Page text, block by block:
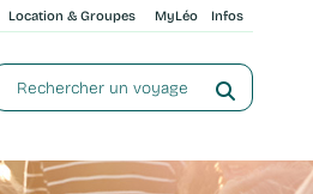
Location & Groupes MyLéo Infos